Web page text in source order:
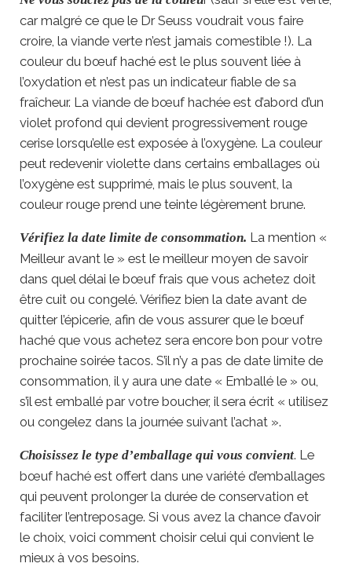
car malgré ce que le Dr Seuss voudrait vous faire
croire, la viande verte n’est jamais comestible !). La
couleur du bœuf haché est le plus souvent liée à
l’oxydation et n’est pas un indicateur fiable de sa
fraîcheur. La viande de bœuf hachée est d’abord d’un
violet profond qui devient progressivement rouge
cerise lorsqu’elle est exposée à l’oxygène. La couleur
peut redevenir violette dans certains emballages où
l’oxygène est supprimé, mais le plus souvent, la
couleur rouge prend une teinte légèrement brune.
Vérifiez la date limite de consommation. La mention «
Meilleur avant le » est le meilleur moyen de savoir
dans quel délai le bœuf frais que vous achetez doit
être cuit ou congelé. Vérifiez bien la date avant de
quitter l’épicerie, afin de vous assurer que le bœuf
haché que vous achetez sera encore bon pour votre
prochaine soirée tacos. S’il n’y a pas de date limite de
consommation, il y aura une date « Emballé le » ou,
s’il est emballé par votre boucher, il sera écrit « utilisez
ou congelez dans la journée suivant l’achat ».
Choisissez le type d’emballage qui vous convient. Le
bœuf haché est offert dans une variété d’emballages
qui peuvent prolonger la durée de conservation et
faciliter l’entreposage. Si vous avez la chance d’avoir
le choix, voici comment choisir celui qui convient le
mieux à vos besoins.